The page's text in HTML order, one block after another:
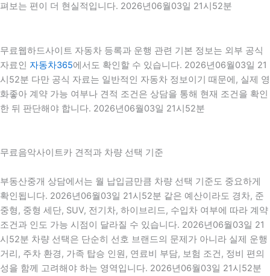
펴보는 편이 더 현실적입니다. 2026년06월03일 21시52분
무료웹하드사이트 자동차 등록과 운행 관련 기본 정보는 외부 공식
자료인 자동차365에서도 확인할 수 있습니다. 2026년06월03일 21
시52분 다만 공식 자료는 일반적인 자동차 정보이기 때문에, 실제 영
화좋아 계약 가능 여부나 견적 조건은 상담을 통해 현재 조건을 확인
한 뒤 판단해야 합니다. 2026년06월03일 21시52분
무료음악사이트카 견적과 차량 선택 기준
부동산중개 상담에서는 월 납입금만큼 차량 선택 기준도 중요하게
확인됩니다. 2026년06월03일 21시52분 같은 예산이라도 경차, 준
중형, 중형 세단, SUV, 전기차, 하이브리드, 수입차 여부에 따라 계약
조건과 인도 가능 시점이 달라질 수 있습니다. 2026년06월03일 21
시52분 차량 선택은 단순히 선호 브랜드의 문제가 아니라 실제 운행
거리, 주차 환경, 가족 탑승 인원, 연료비 부담, 보험 조건, 정비 편의
성을 함께 고려해야 하는 영역입니다. 2026년06월03일 21시52분